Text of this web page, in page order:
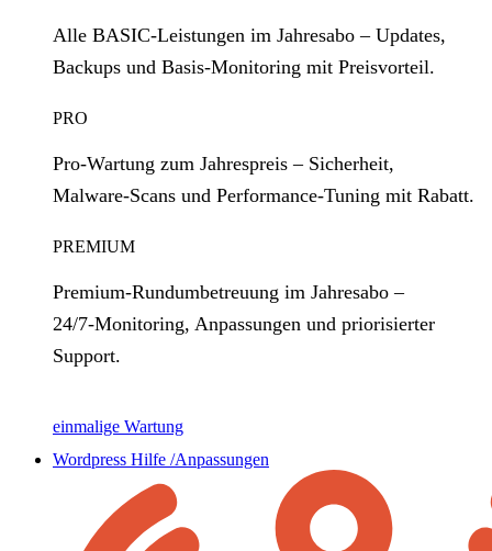
Alle BASIC‑Leistungen im Jahresabo – Updates,
Backups und Basis‑Monitoring mit Preisvorteil.
PRO
Pro‑Wartung zum Jahrespreis – Sicherheit,
Malware‑Scans und Performance‑Tuning mit Rabatt.
PREMIUM
Premium‑Rundumbetreuung im Jahresabo –
24/7‑Monitoring, Anpassungen und priorisierter
Support.
einmalige Wartung
Wordpress Hilfe /Anpassungen